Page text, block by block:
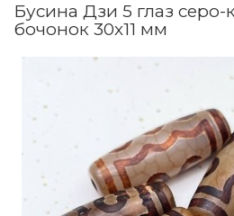
Бусина Дзи 5 глаз
бочонок 30х11 мм